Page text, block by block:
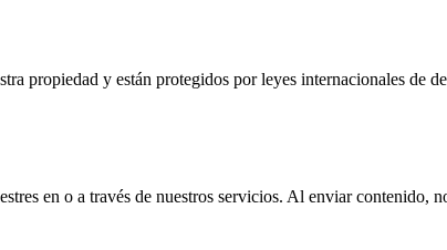
propiedad y están protegidos por leyes internacionales de
en o a través de nuestros servicios. Al enviar